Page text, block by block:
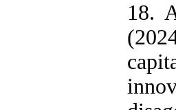
18.